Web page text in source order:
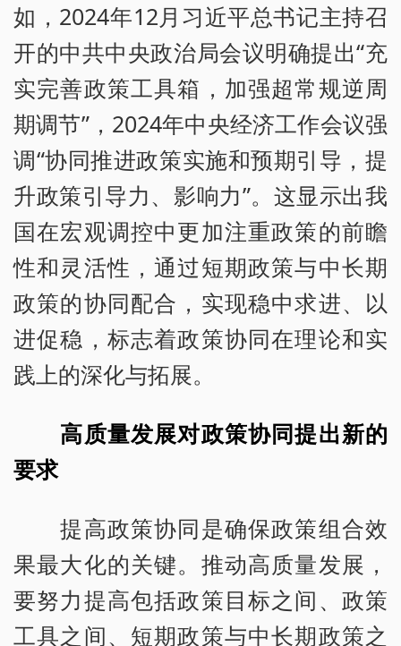
如，2024年12月习近平总书记主持召
开的中共中央政治局会议明确提出“充
实完善政策工具箱，加强超常规逆周
期调节”，2024年中央经济工作会议强
调“协同推进政策实施和预期引导，提
升政策引导力、影响力”。这显示出我
国在宏观调控中更加注重政策的前瞻
性和灵活性，通过短期政策与中长期
政策的协同配合，实现稳中求进、以
进促稳，标志着政策协同在理论和实
践上的深化与拓展。
高质量发展对政策协同提出新的
要求
提高政策协同是确保政策组合效
果最大化的关键。推动高质量发展，
要努力提高包括政策目标之间、政策
工具之间、短期政策与中长期政策之